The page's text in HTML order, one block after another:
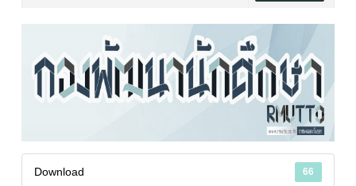
66
Download